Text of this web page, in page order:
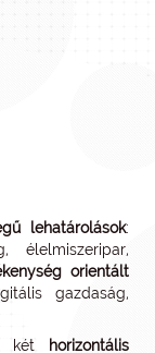
lehatárolások:
élelmiszeripar,
orientált
gazdaság,
két
horizontális